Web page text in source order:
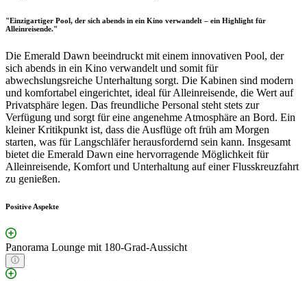
"Einzigartiger Pool, der sich abends in ein Kino verwandelt – ein Highlight für
Alleinreisende."
Die Emerald Dawn beeindruckt mit einem innovativen Pool, der
sich abends in ein Kino verwandelt und somit für
abwechslungsreiche Unterhaltung sorgt. Die Kabinen sind modern
und komfortabel eingerichtet, ideal für Alleinreisende, die Wert auf
Privatsphäre legen. Das freundliche Personal steht stets zur
Verfügung und sorgt für eine angenehme Atmosphäre an Bord. Ein
kleiner Kritikpunkt ist, dass die Ausflüge oft früh am Morgen
starten, was für Langschläfer herausfordernd sein kann. Insgesamt
bietet die Emerald Dawn eine hervorragende Möglichkeit für
Alleinreisende, Komfort und Unterhaltung auf einer Flusskreuzfahrt
zu genießen.
Positive Aspekte
Panorama Lounge mit 180-Grad-Aussicht